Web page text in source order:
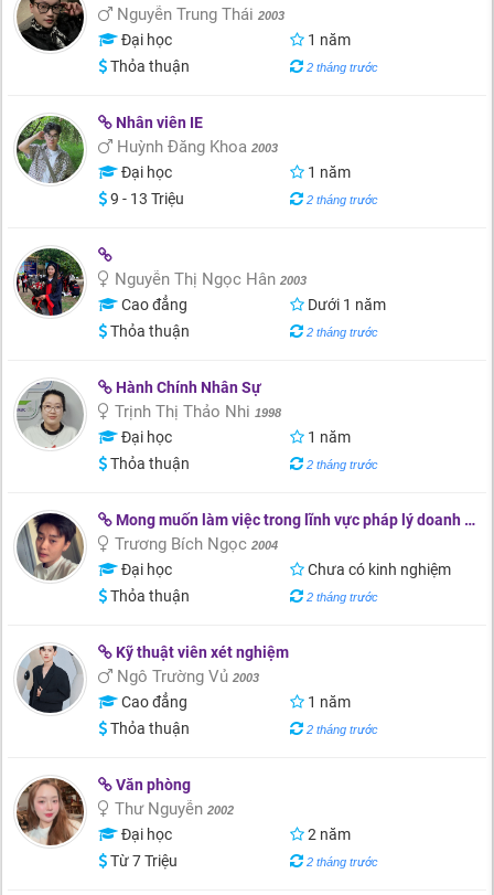
Nguyễn Trung Thái 2003
Đại học
1 năm
Thỏa thuận
2 tháng trước
Nhân viên IE
Huỳnh Đăng Khoa 2003
Đại học
1 năm
9 - 13 Triệu
2 tháng trước
Nguyễn Thị Ngọc Hân 2003
Cao đẳng
Dưới 1 năm
Thỏa thuận
2 tháng trước
Hành Chính Nhân Sự
Trịnh Thị Thảo Nhi 1998
Đại học
1 năm
Thỏa thuận
2 tháng trước
Mong muốn làm việc trong lĩnh vực pháp lý doanh nghiệp, pháp chế, hợp đồng thương mại, hành chính văn phòng , (hoặc thử sức với công việc trái ngành ) để phát triển kỹ năng chuyên môn và tích lũy kinh nghiệm thực tế. ( em chưa có nhiều kinh nghiệm nh
Trương Bích Ngọc 2004
Đại học
Chưa có kinh nghiệm
Thỏa thuận
2 tháng trước
Kỹ thuật viên xét nghiệm
Ngô Trường Vủ 2003
Cao đẳng
1 năm
Thỏa thuận
2 tháng trước
Văn phòng
Thư Nguyễn 2002
Đại học
2 năm
Từ 7 Triệu
2 tháng trước